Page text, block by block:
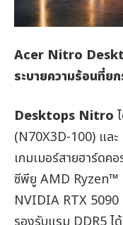
Acer Nitro
ระบายความร้อนที่ย
Desktops Nitro
(N70X3D-100) แล
เกมเมอร์สายฮาร์ด
ซีพียู AMD Ryzen™
NVIDIA RTX